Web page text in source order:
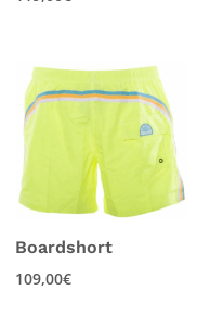
Boardshort
109,00€